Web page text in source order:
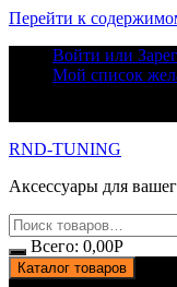
Перейти к
Войти или
Мой список
RND-TUNING
Аксессуары для
Всего: 0,00Р
Каталог товаров